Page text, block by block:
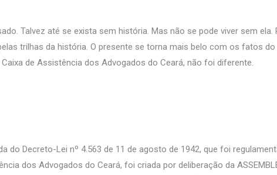
Talvez até se exista sem história. Mas não se pode viver sem ela.
trilhas da história. O presente se torna mais belo com os fatos do
de Assistência dos Advogados do Ceará, não foi diferente.
do Decreto-Lei nº 4.563 de 11 de agosto de 1942, que foi
dos Advogados do Ceará, foi criada por deliberação da